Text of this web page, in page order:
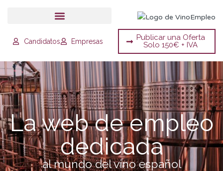
Candidatos Empresas
Publicar una Oferta
Solo 150€ + IVA
La web de empleo
dedicada
al mundo del vino español